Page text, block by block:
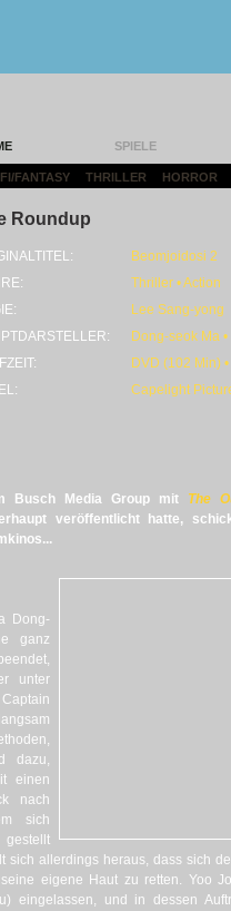
SPIELE
FANTASY THRILLER HORROR
Roundup
Beomjoidosi 2
Thriller • Action
Lee Sang-yong
Dong-seok Ma
DVD (102 Min)
Capelight
Busch Media Group mit The
veröffentlicht hatte,
Dong-
ganz
unter
dazu,
einen
nach
sich
sich allerdings heraus, dass sich
eigene Haut zu retten. Yoo
eingelassen, und in dessen